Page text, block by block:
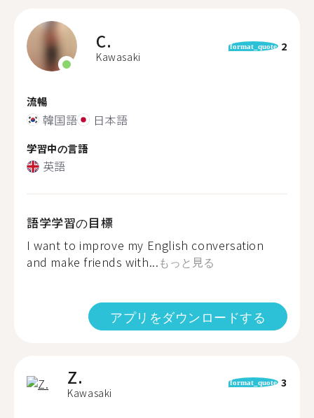
C.
Kawasaki
format_quote 2
流暢
韓国語 日本語
学習中の言語
英語
語学学習の目標
I want to improve my English conversation
and make friends with...もっと見る
アプリをダウンロードする
Z.
Kawasaki
format_quote 3